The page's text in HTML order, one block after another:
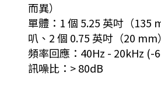
而異）
單體：1 個 5.25 英吋（135
叭、2 個 0.75 英吋（20
頻率回應：40Hz - 20kHz (-
訊噪比：> 80dB